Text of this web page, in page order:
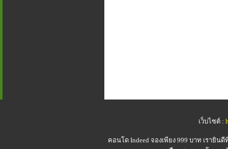
เว็บไซต์ :
คอนโด Indeedจองเพียง 999 บาท เรายิน